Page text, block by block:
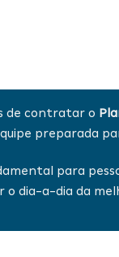
de contratar o
preparada
para
dia-a-dia da